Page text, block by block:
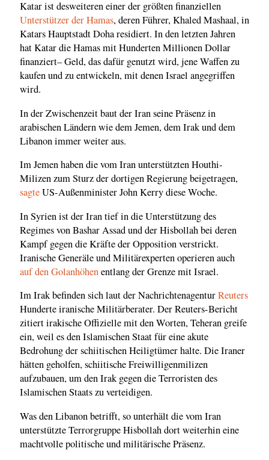
Katar ist desweiteren einer der größten finanziellen
Unterstützer der Hamas, deren Führer, Khaled Mashaal, in
Katars Hauptstadt Doha residiert. In den letzten Jahren
hat Katar die Hamas mit Hunderten Millionen Dollar
finanziert– Geld, das dafür genutzt wird, jene Waffen zu
kaufen und zu entwickeln, mit denen Israel angegriffen
wird.
In der Zwischenzeit baut der Iran seine Präsenz in
arabischen Ländern wie dem Jemen, dem Irak und dem
Libanon immer weiter aus.
Im Jemen haben die vom Iran unterstützten Houthi-
Milizen zum Sturz der dortigen Regierung beigetragen,
sagteUS-Außenminister John Kerry diese Woche.
In Syrien ist der Iran tief in die Unterstützung des
Regimes von Bashar Assad und der Hisbollah bei deren
Kampf gegen die Kräfte der Opposition verstrickt.
Iranische Generäle und Militärexperten operieren auch
auf den Golanhöhenentlang der Grenze mit Israel.
Im Irak befinden sich laut der NachrichtenagenturReuters
Hunderte iranische Militärberater. Der Reuters-Bericht
zitiert irakische Offizielle mit den Worten, Teheran greife
ein, weil es den Islamischen Staat für eine akute
Bedrohung der schiitischen Heiligtümer halte. Die Iraner
hätten geholfen, schiitische Freiwilligenmilizen
aufzubauen, um den Irak gegen die Terroristen des
Islamischen Staats zu verteidigen.
Was den Libanon betrifft, so unterhält die vom Iran
unterstützte Terrorgruppe Hisbollah dort weiterhin eine
machtvolle politische und militärische Präsenz.